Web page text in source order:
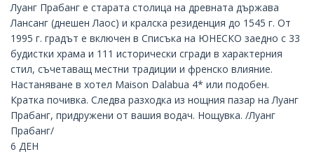
Луанг Прабанг е старата столица на древната държава
Лансанг (днешен Лаос) и кралска резиденция до 1545 г. От
1995 г. градът е включен в Списъка на ЮНЕСКО заедно с 33
будистки храма и 111 исторически сгради в характерния
стил, съчетаващ местни традиции и френско влияние.
Настаняване в хотел Maison Dalabua 4* или подобен.
Кратка почивка. Следва разходка из нощния пазар на Луанг
Прабанг, придружени от вашия водач. Нощувка. /Луанг
Прабанг/
6 ДЕН